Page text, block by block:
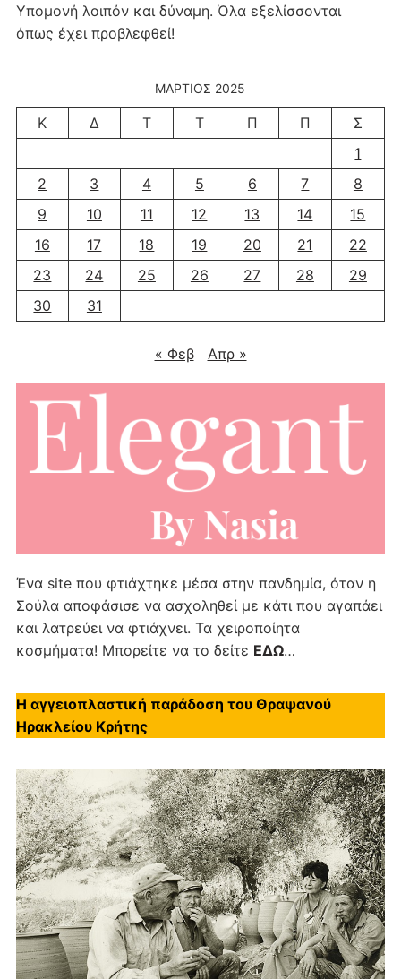
Υπομονή λοιπόν και δύναμη. Όλα εξελίσσονται
όπως έχει προβλεφθεί!
ΜΆΡΤΙΟΣ 2025
Κ Δ Τ Τ Π Π
Σ
1
2
3 4 5 6 7
8
9
10 11 12 13 14
15
16
17 18 19 20 21
22
23
24 25 26 27 28
29
30
31
« Φεβ Απρ »
Ένα site που φτιάχτηκε μέσα στην πανδημία, όταν η
Σούλα αποφάσισε να ασχοληθεί με κάτι που αγαπάει
και λατρεύει να φτιάχνει. Τα χειροποίητα
κοσμήματα! Μπορείτε να το δείτε ΕΔΩ…
Η αγγειοπλαστική παράδοση του Θραψανού
Ηρακλείου Κρήτης